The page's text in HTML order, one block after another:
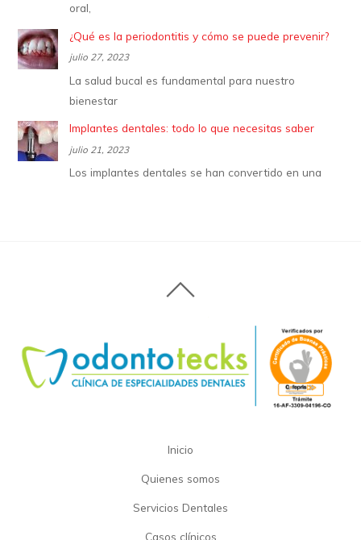
oral,
¿Qué es la periodontitis y cómo se puede prevenir?
julio 27, 2023
La salud bucal es fundamental para nuestro
bienestar
Implantes dentales: todo lo que necesitas saber
julio 21, 2023
Los implantes dentales se han convertido en una
Inicio
Quienes somos
Servicios Dentales
Casos clínicos